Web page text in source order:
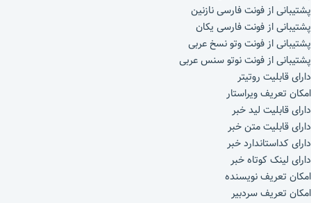
پشتیبانی از فونت فارسی نازنین
پشتیبانی از فونت فارسی یکان
پشتیبانی از فونت وتو نسخ عربی
پشتیبانی از فونت نوتو سنس عربی
دارای قابلیت روتیتر
امکان تعریف ویراستار
دارای قابلیت لید خبر
دارای قابلیت متن خبر
دارای کداستاندارد خبر
دارای لینک کوتاه خبر
امکان تعریف نویسنده
امکان تعریف سردبیر